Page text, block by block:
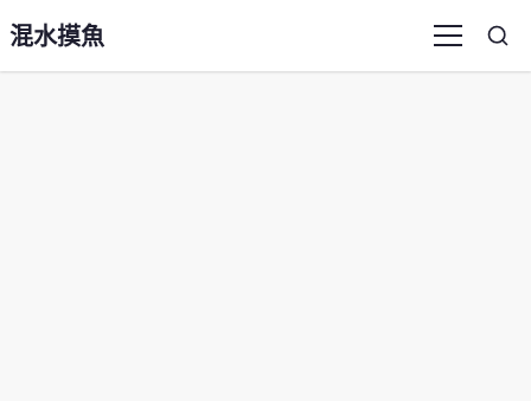
混水摸魚 Menu